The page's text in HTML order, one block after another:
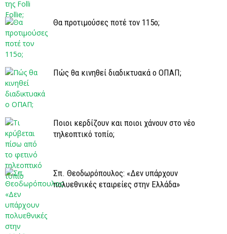
Θα προτιμούσες ποτέ τον 115ο;
Πώς θα κινηθεί διαδικτυακά ο ΟΠΑΠ;
Ποιοι κερδίζουν και ποιοι χάνουν στο νέο
τηλεοπτικό τοπίο;
Σπ. Θεοδωρόπουλος: «Δεν υπάρχουν
πολυεθνικές εταιρείες στην Ελλάδα»